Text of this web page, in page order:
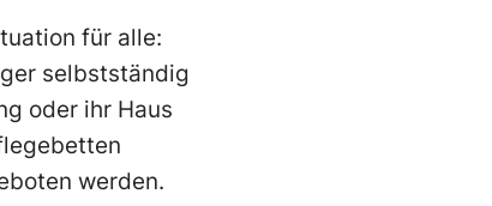
für alle:
selbstständig
oder ihr Haus
werden.